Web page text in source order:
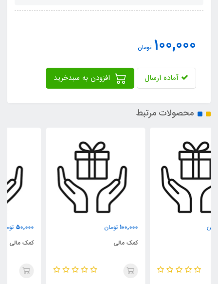
100,000 تومان
آماده ارسال
محصولات مرتبط